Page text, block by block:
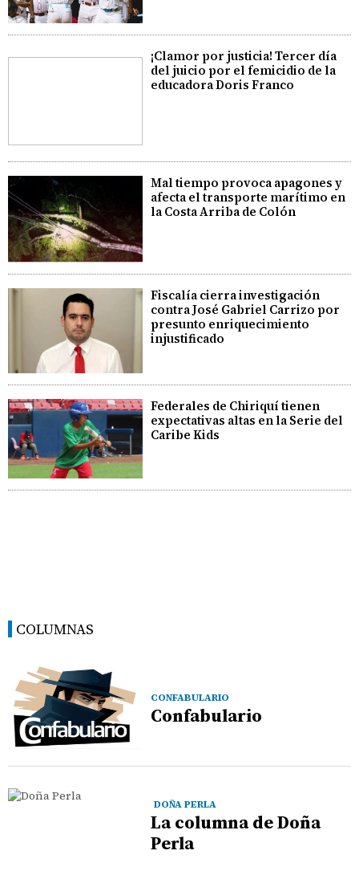
¡Clamor por justicia! Tercer día
del juicio por el femicidio de la
educadora Doris Franco
Mal tiempo provoca apagones y
afecta el transporte marítimo en
la Costa Arriba de Colón
Fiscalía cierra investigación
contra José Gabriel Carrizo por
presunto enriquecimiento
injustificado
Federales de Chiriquí tienen
expectativas altas en la Serie del
Caribe Kids
COLUMNAS
CONFABULARIO
Confabulario
DOÑA PERLA
La columna de Doña
Perla